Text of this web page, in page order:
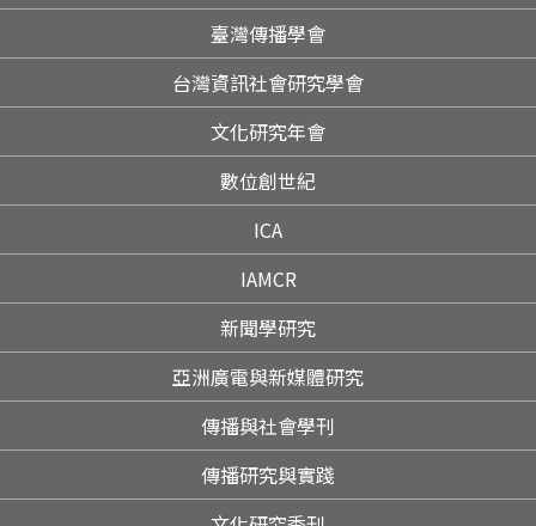
臺灣傳播學會
台灣資訊社會研究學會
文化研究年會
數位創世紀
ICA
IAMCR
新聞學研究
亞洲廣電與新媒體研究
傳播與社會學刊
傳播研究與實踐